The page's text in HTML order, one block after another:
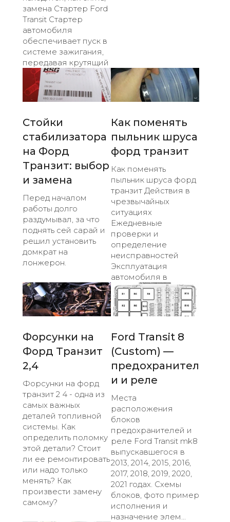
замена Стартер Ford
Transit Стартер
автомобиля
обеспечивает пуск в
системе зажигания,
передавая крутящий
Стойки
стабилизатора
на Форд
Транзит: выбор
и замена
Перед началом
работы долго
раздумывал, за что
поднять сей сарай и
решил установить
домкрат на
лонжерон.
Как поменять
пыльник шруса
форд транзит
Как поменять
пыльник шруса форд
транзит Действия в
чрезвычайных
ситуациях
Ежедневные
проверки и
определение
неисправностей
Эксплуатация
автомобиля в
Форсунки на
Форд Транзит
2,4
Форсунки на форд
транзит 2 4 - одна из
самых важных
деталей топливной
системы. Как
определить поломку
этой детали? Стоит
ли ее ремонтировать
или надо только
менять? Как
произвести замену
самому?
Ford Transit 8
(Custom) —
предохранител
и и реле
Места
расположения
блоков
предохранителей и
реле Ford Transit mk8
выпускавшегося в
2013, 2014, 2015, 2016,
2017, 2018, 2019, 2020,
2021 годах. Схемы
блоков, фото пример
исполнения и
назначение элем...